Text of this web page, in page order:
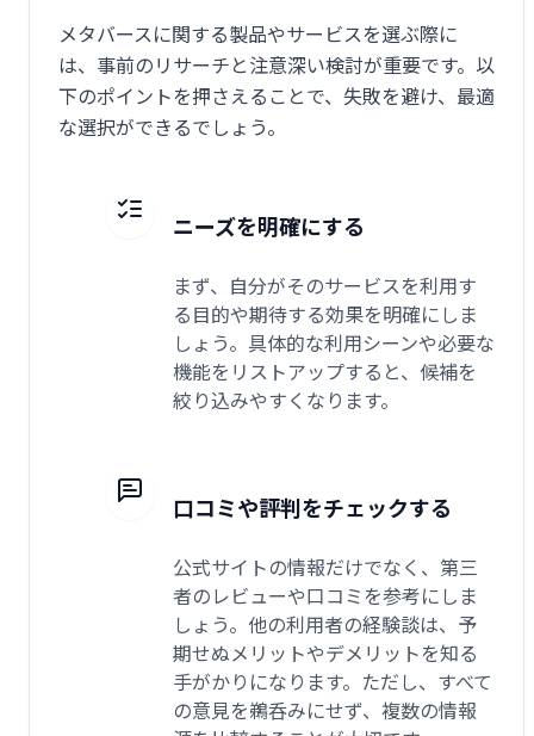
メタバースに関する製品やサービスを選ぶ際に
は、事前のリサーチと注意深い検討が重要です。以
下のポイントを押さえることで、失敗を避け、最適
な選択ができるでしょう。
ニーズを明確にする
まず、自分がそのサービスを利用す
る目的や期待する効果を明確にしま
しょう。具体的な利用シーンや必要な
機能をリストアップすると、候補を
絞り込みやすくなります。
口コミや評判をチェックする
公式サイトの情報だけでなく、第三
者のレビューや口コミを参考にしま
しょう。他の利用者の経験談は、予
期せぬメリットやデメリットを知る
手がかりになります。ただし、すべて
の意見を鵜呑みにせず、複数の情報